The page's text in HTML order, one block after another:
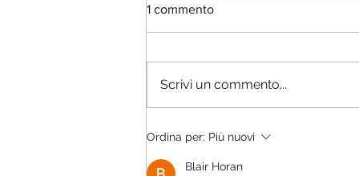
APERTURE & CHIUSURE DI
FERRAGOSTO
1 commento
Scrivi un commento...
Ordina per: Più nuovi
Blair Horan